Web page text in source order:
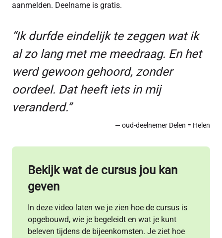
aanmelden. Deelname is gratis.
“Ik durfde eindelijk te zeggen wat ik
al zo lang met me meedraag. En het
werd gewoon gehoord, zonder
oordeel. Dat heeft iets in mij
veranderd.”
— oud-deelnemer Delen = Helen
Bekijk wat de cursus jou kan
geven
In deze video laten we je zien hoe de cursus is
opgebouwd, wie je begeleidt en wat je kunt
beleven tijdens de bijeenkomsten. Je ziet hoe